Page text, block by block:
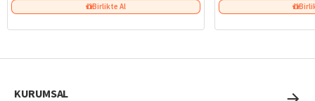
Birlikte Al
KURUMSAL